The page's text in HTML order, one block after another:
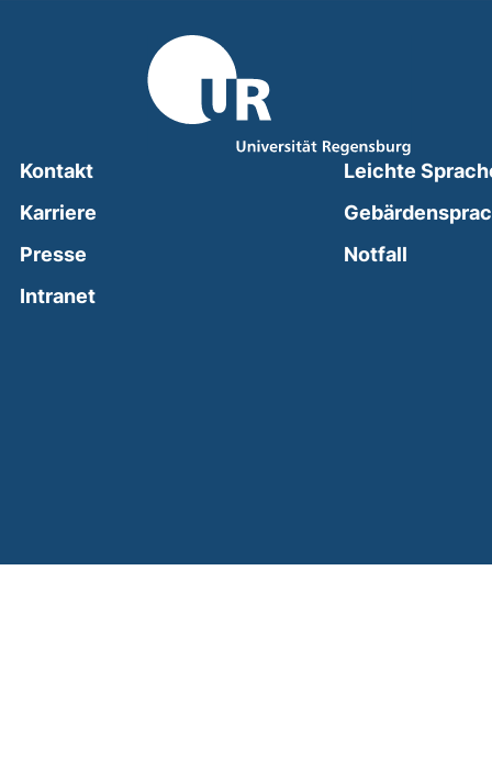
Kontakt
Karriere
Presse
Intranet(external link, opens in a new window)
Leichte
Notfall